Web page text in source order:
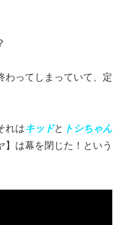
わってしまっていて、定
れはキッドと トシちゃん
は幕を閉じた！という